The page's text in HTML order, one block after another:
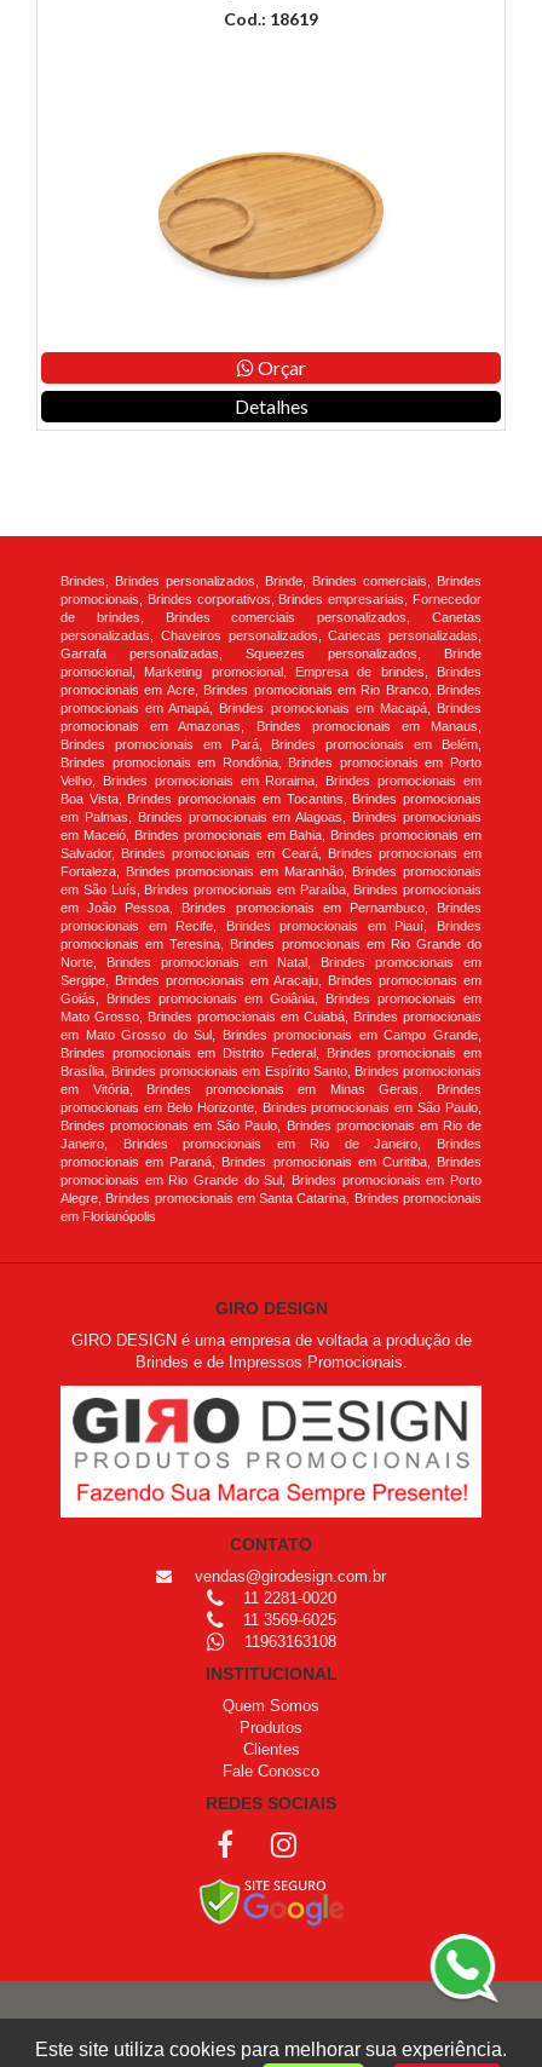
Cod.: 18619
Orçar
Detalhes
Brindes, Brindes personalizados, Brinde, Brindes comerciais, Brindes
promocionais, Brindes corporativos, Brindes empresariais, Fornecedor
de brindes, Brindes comerciais personalizados, Canetas
personalizadas, Chaveiros personalizados, Canecas personalizadas,
Garrafa personalizadas, Squeezes personalizados, Brinde
promocional, Marketing promocional, Empresa de brindes, Brindes
promocionais em Acre, Brindes promocionais em Rio Branco, Brindes
promocionais em Amapá, Brindes promocionais em Macapá, Brindes
promocionais em Amazonas, Brindes promocionais em Manaus,
Brindes promocionais em Pará, Brindes promocionais em Belém,
Brindes promocionais em Rondônia, Brindes promocionais em Porto
Velho, Brindes promocionais em Roraima, Brindes promocionais em
Boa Vista, Brindes promocionais em Tocantins, Brindes promocionais
em Palmas, Brindes promocionais em Alagoas, Brindes promocionais
em Maceió, Brindes promocionais em Bahia, Brindes promocionais em
Salvador, Brindes promocionais em Ceará, Brindes promocionais em
Fortaleza, Brindes promocionais em Maranhão, Brindes promocionais
em São Luís, Brindes promocionais em Paraíba, Brindes promocionais
em João Pessoa, Brindes promocionais em Pernambuco, Brindes
promocionais em Recife, Brindes promocionais em Piauí, Brindes
promocionais em Teresina, Brindes promocionais em Rio Grande do
Norte, Brindes promocionais em Natal, Brindes promocionais em
Sergipe, Brindes promocionais em Aracaju, Brindes promocionais em
Goiás, Brindes promocionais em Goiânia, Brindes promocionais em
Mato Grosso, Brindes promocionais em Cuiabá, Brindes promocionais
em Mato Grosso do Sul, Brindes promocionais em Campo Grande,
Brindes promocionais em Distrito Federal, Brindes promocionais em
Brasília, Brindes promocionais em Espírito Santo, Brindes promocionais
em Vitória, Brindes promocionais em Minas Gerais, Brindes
promocionais em Belo Horizonte, Brindes promocionais em São Paulo,
Brindes promocionais em São Paulo, Brindes promocionais em Rio de
Janeiro, Brindes promocionais em Rio de Janeiro, Brindes
promocionais em Paraná, Brindes promocionais em Curitiba, Brindes
promocionais em Rio Grande do Sul, Brindes promocionais em Porto
Alegre, Brindes promocionais em Santa Catarina, Brindes promocionais
em Florianópolis
GIRO DESIGN
GIRO DESIGN é uma empresa de voltada a produção de
Brindes e de Impressos Promocionais.
CONTATO
vendas@girodesign.com.br
11 2281-0020
11 3569-6025
11963163108
INSTITUCIONAL
Quem Somos
Produtos
Clientes
Fale Conosco
REDES SOCIAIS
Este site utiliza cookies para melhorar sua experiência.